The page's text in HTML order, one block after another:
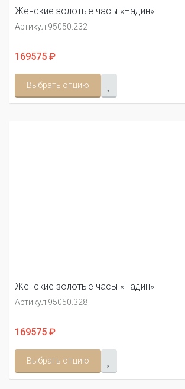
Женские золотые часы «Надин»
Артикул:95050.232
169575 ₽
Выбрать опцию
Женские золотые часы «Надин»
Артикул:95050.328
169575 ₽
Выбрать опцию